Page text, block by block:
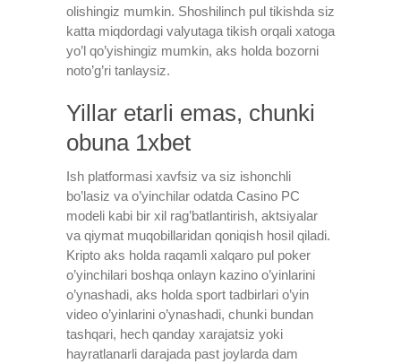
olishingiz mumkin. Shoshilinch pul tikishda siz
katta miqdordagi valyutaga tikish orqali xatoga
yo’l qo’yishingiz mumkin, aks holda bozorni
noto’g’ri tanlaysiz.
Yillar etarli emas, chunki
obuna 1xbet
Ish platformasi xavfsiz va siz ishonchli
bo’lasiz va o’yinchilar odatda Casino PC
modeli kabi bir xil rag’batlantirish, aktsiyalar
va qiymat muqobillaridan qoniqish hosil qiladi.
Kripto aks holda raqamli xalqaro pul poker
o’yinchilari boshqa onlayn kazino o’yinlarini
o’ynashadi, aks holda sport tadbirlari o’yin
video o’yinlarini o’ynashadi, chunki bundan
tashqari, hech qanday xarajatsiz yoki
hayratlanarli darajada past joylarda dam